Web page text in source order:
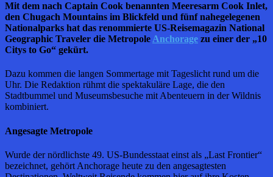
Mit dem nach Captain Cook benannten Meeresarm Cook Inlet,
den Chugach Mountains im Blickfeld und fünf nahegelegenen
Nationalparks hat das renommierte US-Reisemagazin National
Geographic Traveler die Metropole Anchorage zu einer der „10
Citys to Go“ gekürt.
Dazu kommen die langen Sommertage mit Tageslicht rund um die
Uhr. Die Redaktion rühmt die spektakuläre Lage, die den
Stadtbummel und Museumsbesuche mit Abenteuern in der Wildnis
kombiniert.
Angesagte Metropole
Wurde der nördlichste 49. US-Bundesstaat einst als „Last Frontier“
bezeichnet, gehört Anchorage heute zu den angesagtesten